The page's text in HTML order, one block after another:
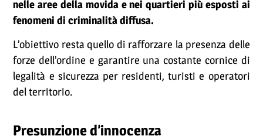
nelle aree della movida e nei quartieri più esposti ai
fenomeni di criminalità diffusa.
L’obiettivo resta quello di rafforzare la presenza delle
forze dell’ordine e garantire una costante cornice di
legalità e sicurezza per residenti, turisti e operatori
del territorio.
Presunzione d’innocenza